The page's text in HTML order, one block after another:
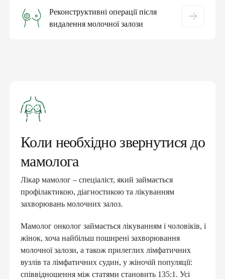
Реконструктивні операції після
видалення молочної залози
Коли необхідно звернутися до
мамолога
Лікар мамолог – спеціаліст, який займається
профілактикою, діагностикою та лікуванням
захворювань молочних залоз.
Мамолог онколог займається лікуванням і чоловіків, і
жінок, хоча найбільш поширені захворювання
молочної залози, а також прилеглих лімфатичних
вузлів та лімфатичних судин, у жіночій популяції:
співвідношення між статями становить 135:1. Усі